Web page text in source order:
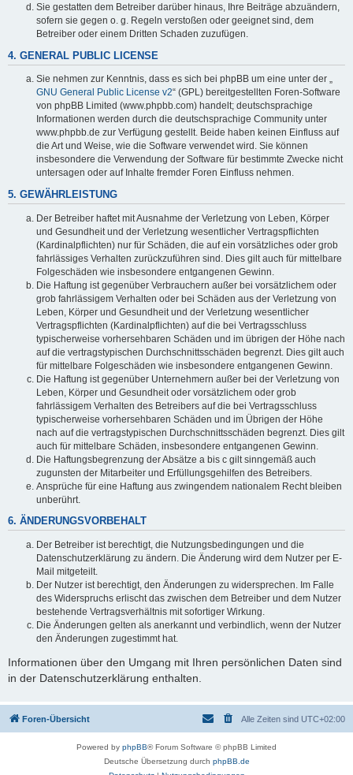
Sie gestatten dem Betreiber darüber hinaus, Ihre Beiträge abzuändern,
sofern sie gegen o. g. Regeln verstoßen oder geeignet sind, dem
Betreiber oder einem Dritten Schaden zuzufügen.
4. GENERAL PUBLIC LICENSE
Sie nehmen zur Kenntnis, dass es sich bei phpBB um eine unter der „
GNU General Public License v2“ (GPL) bereitgestellten Foren-Software
von phpBB Limited (www.phpbb.com) handelt; deutschsprachige
Informationen werden durch die deutschsprachige Community unter
www.phpbb.de zur Verfügung gestellt. Beide haben keinen Einfluss auf
die Art und Weise, wie die Software verwendet wird. Sie können
insbesondere die Verwendung der Software für bestimmte Zwecke nicht
untersagen oder auf Inhalte fremder Foren Einfluss nehmen.
5. GEWÄHRLEISTUNG
Der Betreiber haftet mit Ausnahme der Verletzung von Leben, Körper
und Gesundheit und der Verletzung wesentlicher Vertragspflichten
(Kardinalpflichten) nur für Schäden, die auf ein vorsätzliches oder grob
fahrlässiges Verhalten zurückzuführen sind. Dies gilt auch für mittelbare
Folgeschäden wie insbesondere entgangenen Gewinn.
Die Haftung ist gegenüber Verbrauchern außer bei vorsätzlichem oder
grob fahrlässigem Verhalten oder bei Schäden aus der Verletzung von
Leben, Körper und Gesundheit und der Verletzung wesentlicher
Vertragspflichten (Kardinalpflichten) auf die bei Vertragsschluss
typischerweise vorhersehbaren Schäden und im übrigen der Höhe nach
auf die vertragstypischen Durchschnittsschäden begrenzt. Dies gilt auch
für mittelbare Folgeschäden wie insbesondere entgangenen Gewinn.
Die Haftung ist gegenüber Unternehmern außer bei der Verletzung von
Leben, Körper und Gesundheit oder vorsätzlichem oder grob
fahrlässigem Verhalten des Betreibers auf die bei Vertragsschluss
typischerweise vorhersehbaren Schäden und im Übrigen der Höhe
nach auf die vertragstypischen Durchschnittsschäden begrenzt. Dies gilt
auch für mittelbare Schäden, insbesondere entgangenen Gewinn.
Die Haftungsbegrenzung der Absätze a bis c gilt sinngemäß auch
zugunsten der Mitarbeiter und Erfüllungsgehilfen des Betreibers.
Ansprüche für eine Haftung aus zwingendem nationalem Recht bleiben
unberührt.
6. ÄNDERUNGSVORBEHALT
Der Betreiber ist berechtigt, die Nutzungsbedingungen und die
Datenschutzerklärung zu ändern. Die Änderung wird dem Nutzer per E-
Mail mitgeteilt.
Der Nutzer ist berechtigt, den Änderungen zu widersprechen. Im Falle
des Widerspruchs erlischt das zwischen dem Betreiber und dem Nutzer
bestehende Vertragsverhältnis mit sofortiger Wirkung.
Die Änderungen gelten als anerkannt und verbindlich, wenn der Nutzer
den Änderungen zugestimmt hat.
Informationen über den Umgang mit Ihren persönlichen Daten sind
in der Datenschutzerklärung enthalten.
Foren-Übersicht Alle Zeiten sind UTC+02:00
Powered by phpBB® Forum Software © phpBB Limited
Deutsche Übersetzung durch phpBB.de